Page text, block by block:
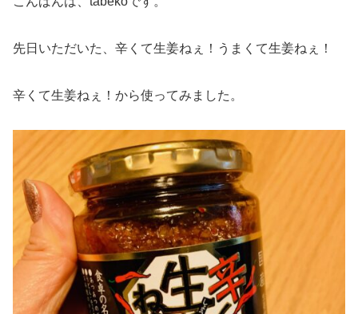
先日いただいた、辛くて生姜ねぇ！うまくて生姜ねぇ！
辛くて生姜ねぇ！から使ってみました。